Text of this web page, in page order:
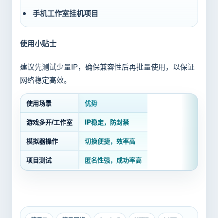
手机工作室挂机项目
使用小贴士
建议先测试少量IP，确保兼容性后再批量使用，以保证
网络稳定高效。
使用场景 优势
游戏多开/工作室 IP稳定，防封禁
模拟器操作 切换便捷，效率高
项目测试 匿名性强，成功率高